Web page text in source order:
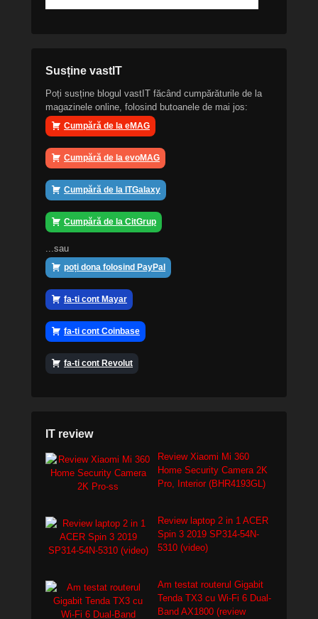
Susține vastIT
Poți susține blogul vastIT făcând cumpărăturile de la
magazinele online, folosind butoanele de mai jos:
Cumpără de la eMAG
Cumpără de la evoMAG
Cumpără de la ITGalaxy
Cumpără de la CitGrup
...sau
poți dona folosind PayPal
fa-ti cont Mayar
fa-ti cont Coinbase
fa-ti cont Revolut
IT review
Review Xiaomi Mi 360
Home Security Camera 2K
Pro, Interior (BHR4193GL)
Review laptop 2 in 1 ACER
Spin 3 2019 SP314-54N-
5310 (video)
Am testat routerul Gigabit
Tenda TX3 cu Wi-Fi 6 Dual-
Band AX1800 (review